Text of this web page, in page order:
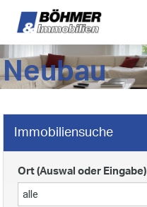
Neubau
Immobiliensuche
Ort (Auswal oder Eingabe)
alle